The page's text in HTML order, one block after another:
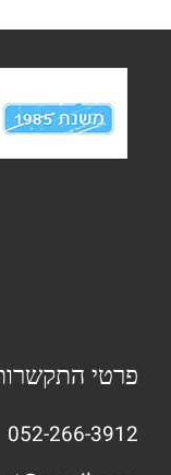
פרטי
052-266-3912